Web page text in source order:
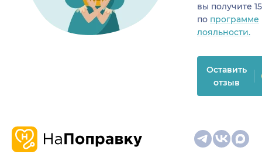
вы получите
по программе
лояльности.
Оставить
отзыв